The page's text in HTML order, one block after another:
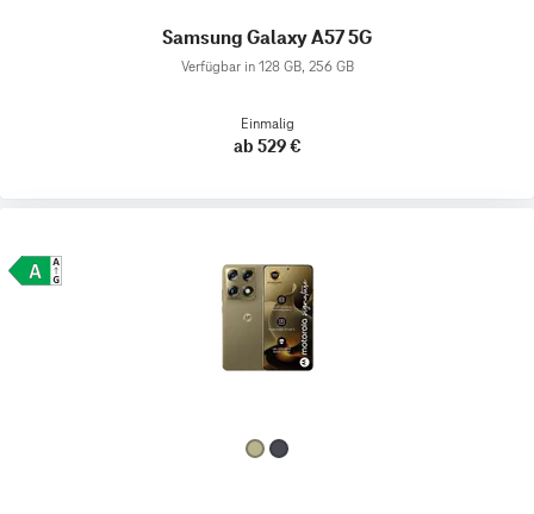
Samsung Galaxy A57 5G
Verfügbar in 128 GB, 256 GB
Einmalig
ab 529 €